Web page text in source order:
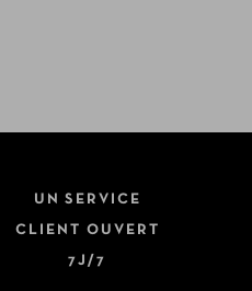
UN SERVICE
CLIENT OUVERT
7J/7